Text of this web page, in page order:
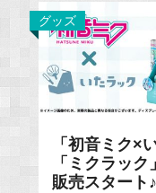
グッズ
「初音ミク×
「ミクラッ
販売スタート♪